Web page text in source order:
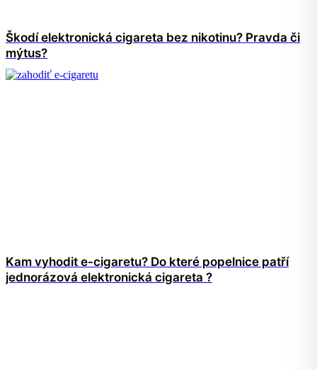
Škodí elektronická cigareta bez nikotinu? Pravda či
mýtus?
Kam vyhodit e-cigaretu? Do které popelnice patří
jednorázová elektronická cigareta ?